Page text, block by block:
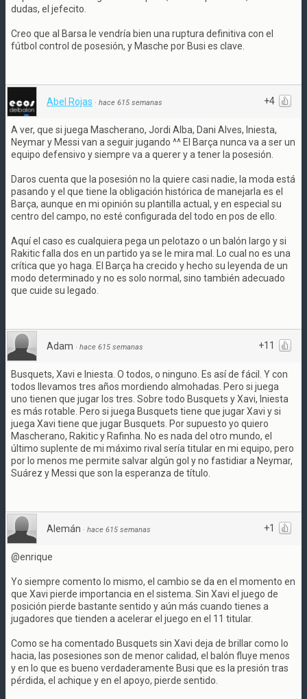
dudas, el jefecito.
Creo que al Barsa le vendría bien una ruptura definitiva con el
fútbol control de posesión, y Masche por Busi es clave.
+4
Abel Rojas · hace 615 semanas
A ver, que si juega Mascherano, Jordi Alba, Dani Alves, Iniesta,
Neymar y Messi van a seguir jugando ^^ El Barça nunca va a ser un
equipo defensivo y siempre va a querer y a tener la posesión.
Daros cuenta que la posesión no la quiere casi nadie, la moda está
pasando y el que tiene la obligación histórica de manejarla es el
Barça, aunque en mi opinión su plantilla actual, y en especial su
centro del campo, no esté configurada del todo en pos de ello.
Aquí el caso es cualquiera pega un pelotazo o un balón largo y si
Rakitic falla dos en un partido ya se le mira mal. Lo cual no es una
crítica que yo haga. El Barça ha crecido y hecho su leyenda de un
modo determinado y no es solo normal, sino también adecuado
que cuide su legado.
+11
Adam · hace 615 semanas
Busquets, Xavi e Iniesta. O todos, o ninguno. Es así de fácil. Y con
todos llevamos tres años mordiendo almohadas. Pero si juega
uno tienen que jugar los tres. Sobre todo Busquets y Xavi, Iniesta
es más rotable. Pero si juega Busquets tiene que jugar Xavi y si
juega Xavi tiene que jugar Busquets. Por supuesto yo quiero
Mascherano, Rakitic y Rafinha. No es nada del otro mundo, el
último suplente de mi máximo rival sería titular en mi equipo, pero
por lo menos me permite salvar algún gol y no fastidiar a Neymar,
Suárez y Messi que son la esperanza de título.
+1
Alemán · hace 615 semanas
@enrique
Yo siempre comento lo mismo, el cambio se da en el momento en
que Xavi pierde importancia en el sistema. Sin Xavi el juego de
posición pierde bastante sentido y aún más cuando tienes a
jugadores que tienden a acelerar el juego en el 11 titular.
Como se ha comentado Busquets sin Xavi deja de brillar como lo
hacia, las posesiones son de menor calidad, el balón fluye menos
y en lo que es bueno verdaderamente Busi que es la presión tras
pérdida, el achique y en el apoyo, pierde sentido.